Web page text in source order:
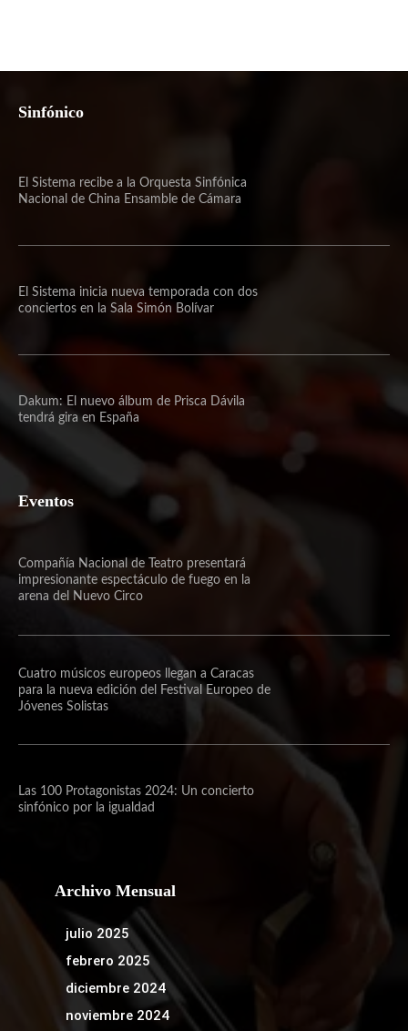
Sinfónico
El Sistema recibe a la Orquesta Sinfónica
Nacional de China Ensamble de Cámara
El Sistema inicia nueva temporada con dos
conciertos en la Sala Simón Bolívar
Dakum: El nuevo álbum de Prisca Dávila
tendrá gira en España
Eventos
Compañía Nacional de Teatro presentará
impresionante espectáculo de fuego en la
arena del Nuevo Circo
Cuatro músicos europeos llegan a Caracas
para la nueva edición del Festival Europeo de
Jóvenes Solistas
Las 100 Protagonistas 2024: Un concierto
sinfónico por la igualdad
Archivo Mensual
julio 2025
febrero 2025
diciembre 2024
noviembre 2024